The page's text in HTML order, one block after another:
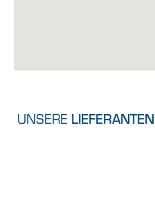
UNSERE LIEFERANTEN